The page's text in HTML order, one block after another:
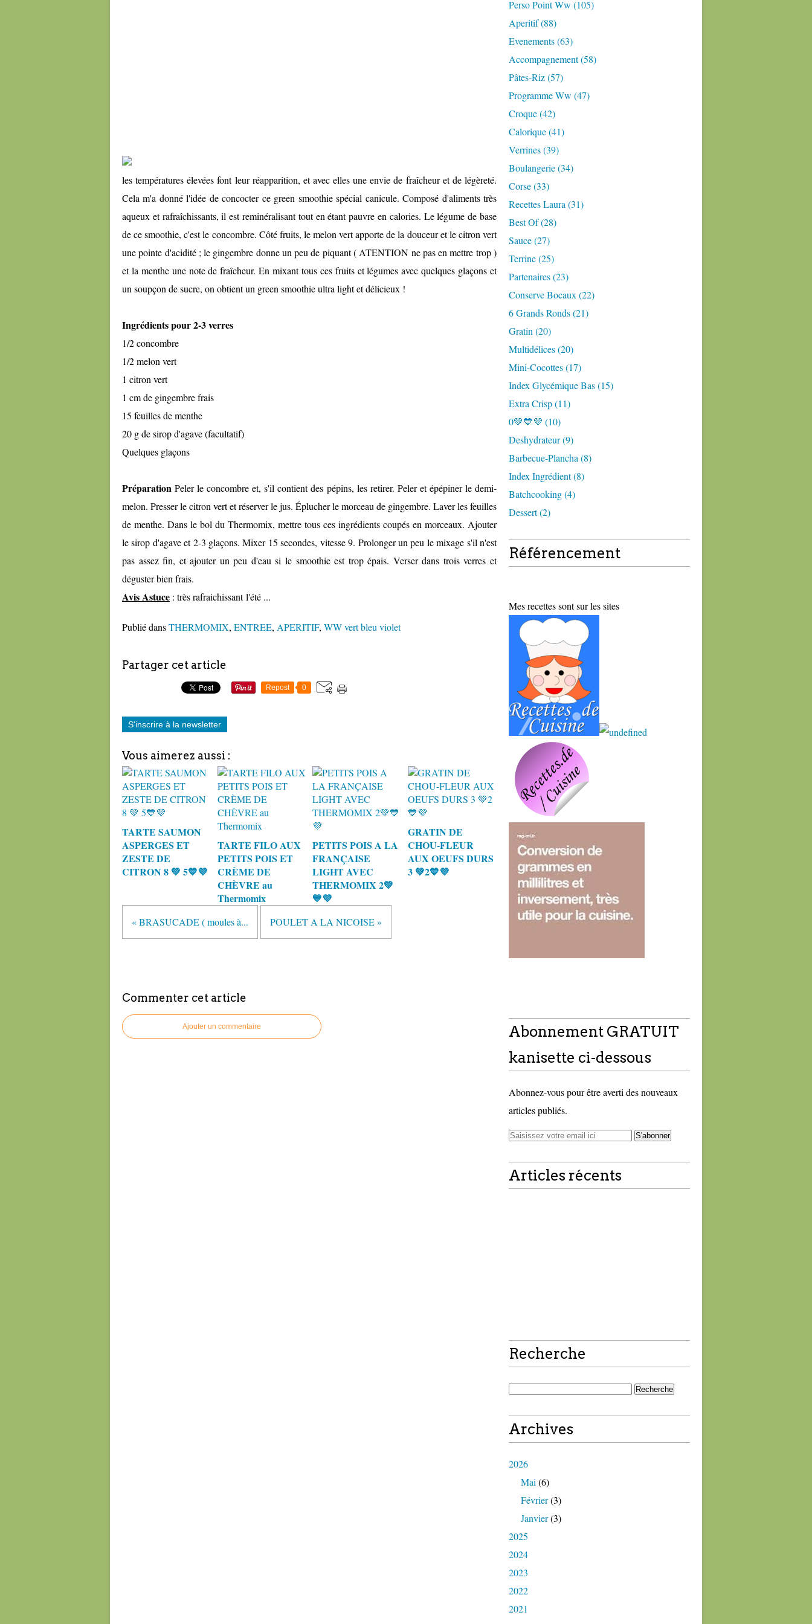
les températures élevées font leur réapparition, et avec elles une envie de fraîcheur et de légèreté.
Cela m'a donné l'idée de concocter ce green smoothie spécial canicule. Composé d'aliments très
aqueux et rafraîchissants, il est reminéralisant tout en étant pauvre en calories. Le légume de base
de ce smoothie, c'est le concombre. Côté fruits, le melon vert apporte de la douceur et le citron vert
une pointe d'acidité ; le gingembre donne un peu de piquant ( ATENTION ne pas en mettre trop )
et la menthe une note de fraîcheur. En mixant tous ces fruits et légumes avec quelques glaçons et
un soupçon de sucre, on obtient un green smoothie ultra light et délicieux !
Ingrédients pour 2-3 verres
1/2 concombre
1/2 melon vert
1 citron vert
1 cm de gingembre frais
15 feuilles de menthe
20 g de sirop d'agave (facultatif)
Quelques glaçons
Préparation Peler le concombre et, s'il contient des pépins, les retirer. Peler et épépiner le demi-
melon. Presser le citron vert et réserver le jus. Éplucher le morceau de gingembre. Laver les feuilles
de menthe. Dans le bol du Thermomix, mettre tous ces ingrédients coupés en morceaux. Ajouter
le sirop d'agave et 2-3 glaçons. Mixer 15 secondes, vitesse 9. Prolonger un peu le mixage s'il n'est
pas assez fin, et ajouter un peu d'eau si le smoothie est trop épais. Verser dans trois verres et
déguster bien frais.
Avis Astuce : très rafraichissant l'été ...
Publié dansTHERMOMIX, ENTREE, APERITIF, WW vert bleu violet
Partager cet article
Repost 0
S'inscrire à la newsletter
Vous aimerez aussi :
TARTE SAUMON
ASPERGES ET
ZESTE DE
CITRON 8 💚 5💙💜
TARTE FILO AUX
PETITS POIS ET
CRÈME DE
CHÈVRE au
Thermomix
PETITS POIS A LA
FRANÇAISE
LIGHT AVEC
THERMOMIX 2💚
💙💜
GRATIN DE
CHOU-FLEUR
AUX OEUFS DURS
3 💚2💙💜
« BRASUCADE ( moules à... POULET A LA NICOISE »
Commenter cet article
Ajouter un commentaire
Perso Point Ww (105)
Aperitif (88)
Evenements (63)
Accompagnement (58)
Pâtes-Riz (57)
Programme Ww (47)
Croque (42)
Calorique (41)
Verrines (39)
Boulangerie (34)
Corse (33)
Recettes Laura (31)
Best Of (28)
Sauce (27)
Terrine (25)
Partenaires (23)
Conserve Bocaux (22)
6 Grands Ronds (21)
Gratin (20)
Multidélices (20)
Mini-Cocottes (17)
Index Glycémique Bas (15)
Extra Crisp (11)
0💚💙💜 (10)
Deshydrateur (9)
Barbecue-Plancha (8)
Index Ingrédient (8)
Batchcooking (4)
Dessert (2)
Référencement
Mes recettes sont sur les sites
Abonnement GRATUIT
kanisette ci-dessous
Abonnez-vous pour être averti des nouveaux
articles publiés.
Articles récents
Recherche
Archives
2026
Mai (6)
Février(3)
Janvier(3)
2025
2024
2023
2022
2021